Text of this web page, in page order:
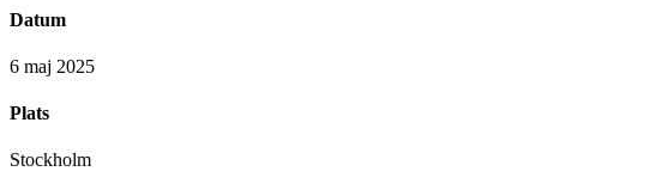
Datum
6 maj 2025
Plats
Stockholm